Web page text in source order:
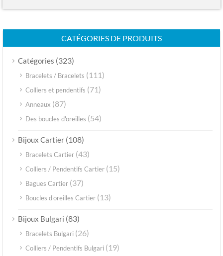
CATÉGORIES DE PRODUITS
Catégories (323)
Bracelets / Bracelets (111)
Colliers et pendentifs (71)
Anneaux (87)
Des boucles d'oreilles (54)
Bijoux Cartier (108)
Bracelets Cartier (43)
Colliers / Pendentifs Cartier (15)
Bagues Cartier (37)
Boucles d'oreilles Cartier (13)
Bijoux Bulgari (83)
Bracelets Bulgari (26)
Colliers / Pendentifs Bulgari (19)